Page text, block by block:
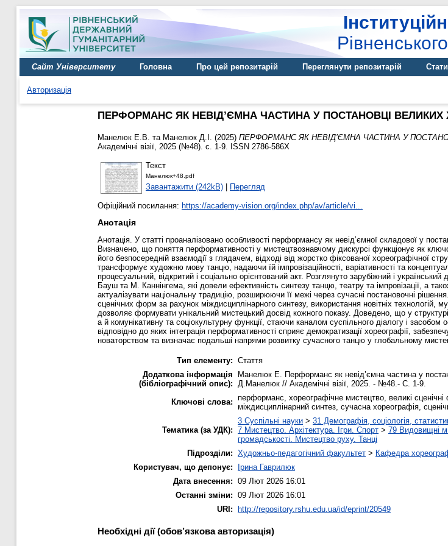
Сайт Університету Головна Про цей репозитарій Переглянути репозитарій
Авторизація
ПЕРФОРМАНС ЯК НЕВІД’ЄМНА ЧАСТИНА У ПОСТАНОВЦІ
Манелюк Е.В. та Манелюк Д.І. (2025) ПЕРФОРМАНС ЯК НЕВІД’ЄМНА ЧАСТИНА У
Академічні візії, 2025 (№48). с. 1-9. ISSN 2786-586X
Текст
Манелюк+48.pdf
Завантажити (242kB) | Перегляд
Офіційний посилання: https://academy-vision.org/index.php/av/article/vi...
Анотація
Анотація. У статті проаналізовано особливості перформансу як невід’ємної складової у
Визначено, що поняття перформативності у мистецтвознавчому дискурсі функціонує як
його безпосередній взаємодії з глядачем, відході від жорстко фіксованої хореографічної
трансформує художню мову танцю, надаючи їй імпровізаційності, варіативності та
процесуальний, відкритий і соціально орієнтований акт. Розглянуто зарубіжний і
Бауш та М. Каннінгема, які довели ефективність синтезу танцю, театру та імпровізації, а
актуалізувати національну традицію, розширюючи її межі через сучасні постановочні
сценічних форм за рахунок міждисциплінарного синтезу, використання новітніх технологій,
дозволяє формувати унікальний мистецький досвід кожного показу. Доведено, що у
а й комунікативну та соціокультурну функції, стаючи каналом суспільного діалогу і
відповідно до яких інтеграція перформативності сприяє демократизації хореографії,
новаторством та визначає подальші напрями розвитку сучасного танцю у глобальному
Тип елементу: Стаття
Додаткова інформація
(бібліографічний опис):
Манелюк Е. Перформанс як невід’ємна частина у
Д.Манелюк // Академічні візії, 2025. - №48.- С. 1-9.
Ключові слова: перформанс, хореографічне мистецтво, великі сценічні
міждисциплінарний синтез, сучасна хореографія,
Тематика (за УДК):
3 Суспільні науки > 31 Демографія, соціологія,
7 Мистецтво. Архітектура. Ігри. Спорт > 79 Видовищні
громадськості. Мистецтво руху. Танці
Підрозділи: Художньо-педагогічний факультет > Кафедра
Користувач, що депонує:
Ірина Гаврилюк
Дата внесення: 09 Лют 2026 16:01
Останні зміни: 09 Лют 2026 16:01
URI:
http://repository.rshu.edu.ua/id/eprint/20549
Необхідні дії (обов’язкова авторизація)